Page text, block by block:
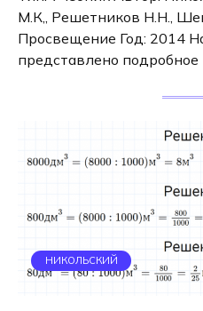
М.К,, Решетников Н.Н.,
Просвещение Год: 2014
представлено подробное
НИКОЛЬСКИЙ